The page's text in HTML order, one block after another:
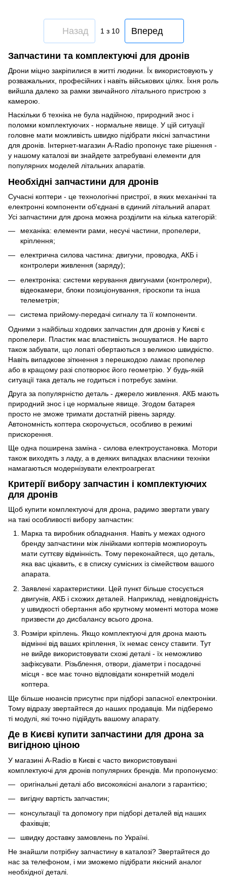
Назад 1 з 10 Вперед
Запчастини та комплектуючі для дронів
Дрони міцно закріпилися в житті людини. Їх використовують у
розважальних, професійних і навіть військових цілях. Їхня роль
вийшла далеко за рамки звичайного літального пристрою з
камерою.
Наскільки б техніка не була надійною, природний знос і
поломки комплектуючих - нормальне явище. У цій ситуації
головне мати можливість швидко підібрати якісні запчастини
для дронів. Інтернет-магазин A-Radio пропонує таке рішення -
у нашому каталозі ви знайдете затребувані елементи для
популярних моделей літальних апаратів.
Необхідні запчастини для дронів
Сучасні коптери - це технологічні пристрої, в яких механічні та
електронні компоненти об'єднані в єдиний літальний апарат.
Усі запчастини для дрона можна розділити на кілька категорій:
механіка: елементи рами, несучі частини, пропелери,
кріплення;
електрична силова частина: двигуни, проводка, АКБ і
контролери живлення (заряду);
електроніка: системи керування двигунами (контролери),
відеокамери, блоки позиціонування, гіроскопи та інша
телеметрія;
система прийому-передачі сигналу та її компоненти.
Одними з найбільш ходових запчастин для дронів у Києві є
пропелери. Пластик має властивість зношуватися. Не варто
також забувати, що лопаті обертаються з великою швидкістю.
Навіть випадкове зіткнення з перешкодою ламає пропелер
або в кращому разі спотворює його геометрію. У будь-якій
ситуації така деталь не годиться і потребує заміни.
Друга за популярністю деталь - джерело живлення. АКБ мають
природний знос і це нормальне явище. Згодом батарея
просто не зможе тримати достатній рівень заряду.
Автономність коптера скорочується, особливо в режимі
прискорення.
Ще одна поширена заміна - силова електроустановка. Мотори
також виходять з ладу, а в деяких випадках власники техніки
намагаються модернізувати електроагрегат.
Критерії вибору запчастин і комплектуючих
для дронів
Щоб купити комплектуючі для дрона, радимо звертати увагу
на такі особливості вибору запчастин:
Марка та виробник обладнання. Навіть у межах одного
бренду запчастини між лінійками коптерів можпиороуть
мати суттєву відмінність. Тому переконайтеся, що деталь,
яка вас цікавить, є в списку сумісних із сімейством вашого
апарата.
Заявлені характеристики. Цей пункт більше стосується
двигунів, АКБ і схожих деталей. Наприклад, невідповідність
у швидкості обертання або крутному моменті мотора може
призвести до дисбалансу всього дрона.
Розміри кріплень. Якщо комплектуючі для дрона мають
відмінні від ваших кріплення, їх немає сенсу ставити. Тут
не вийде використовувати схожі деталі - їх неможливо
зафіксувати. Різьблення, отвори, діаметри і посадочні
місця - все має точно відповідати конкретній моделі
коптера.
Ще більше нюансів присутнє при підборі запасної електроніки.
Тому відразу звертайтеся до наших продавців. Ми підберемо
ті модулі, які точно підійдуть вашому апарату.
Де в Києві купити запчастини для дрона за
вигідною ціною
У магазині A-Radio в Києві є часто використовувані
комплектуючі для дронів популярних брендів. Ми пропонуємо:
оригінальні деталі або високоякісні аналоги з гарантією;
вигідну вартість запчастин;
консультації та допомогу при підборі деталей від наших
фахівців;
швидку доставку замовлень по Україні.
Не знайшли потрібну запчастину в каталозі? Звертайтеся до
нас за телефоном, і ми зможемо підібрати якісний аналог
необхідної деталі.